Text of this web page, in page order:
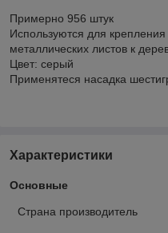
Примерно 956 штук
Используются для
металлических листов к
Цвет: серый
Применятеся насадка
Характеристики
Основные
Страна производитель